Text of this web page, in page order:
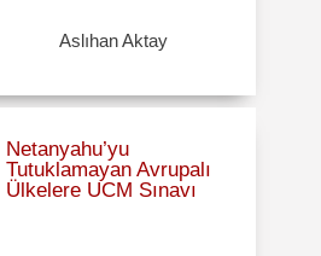
Aslıhan Aktay
Netanyahu’yu
Tutuklamayan Avrupalı
Ülkelere UCM Sınavı